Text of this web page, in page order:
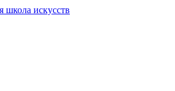
школа искусств